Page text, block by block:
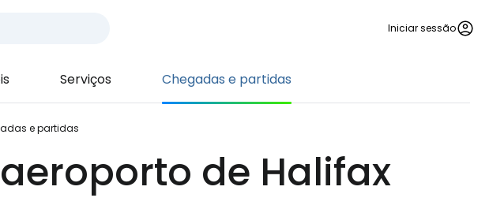
Iniciar sessão
Serviços Chegadas e partidas
e partidas
de Halifax